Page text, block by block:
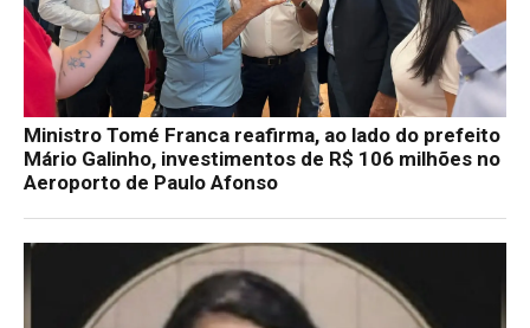
Ministro Tomé Franca reafirma, ao lado do prefeito
Mário Galinho, investimentos de R$ 106 milhões no
Aeroporto de Paulo Afonso